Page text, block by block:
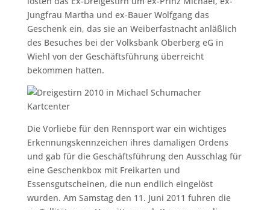
Jungfrau Martha und ex-Bauer Wolfgang das
Geschenk ein, das sie an Weiberfastnacht anläßlich
des Besuches bei der Volksbank Oberberg eG in
Wiehl von der Geschäftsführung überreicht
bekommen hatten.
Die Vorliebe für den Rennsport war ein wichtiges
Erkennungskennzeichen ihres damaligen Ordens
und gab für die Geschäftsführung den Ausschlag für
eine Geschenkbox mit Freikarten und
Essensgutscheinen, die nun endlich eingelöst
wurden. Am Samstag den 11. Juni 2011 fuhren die